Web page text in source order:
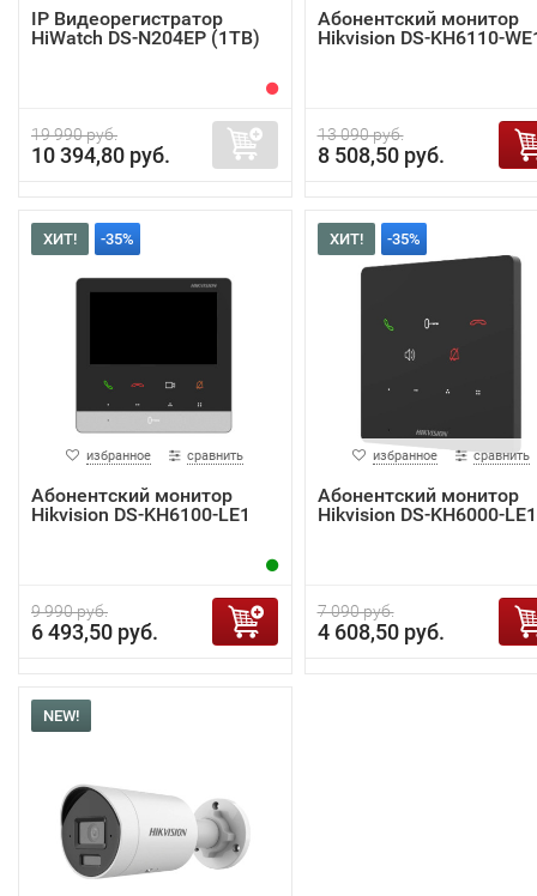
IP Видеорегистратор
HiWatch DS-N204EP (1TB)
19 990 руб.
10 394,80 руб.
Абонентский монитор
Hikvision DS-KH6110-
13 090 руб.
8 508,50 руб.
ХИТ! -35%
избранное сравнить
Абонентский монитор
Hikvision DS-KH6100-LE1
9 990 руб.
6 493,50 руб.
ХИТ! -35%
избранное сравнить
Абонентский монитор
Hikvision DS-KH6000-LE1
7 090 руб.
4 608,50 руб.
NEW!